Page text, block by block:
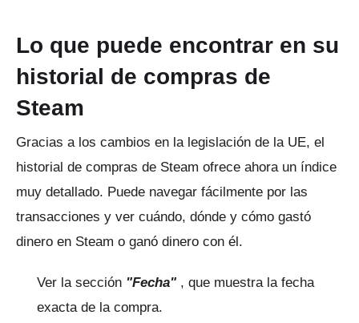
Lo que puede encontrar en su
historial de compras de
Steam
Gracias a los cambios en la legislación de la UE, el
historial de compras de Steam ofrece ahora un índice
muy detallado. Puede navegar fácilmente por las
transacciones y ver cuándo, dónde y cómo gastó
dinero en Steam o ganó dinero con él.
Ver la sección "Fecha" , que muestra la fecha
exacta de la compra.